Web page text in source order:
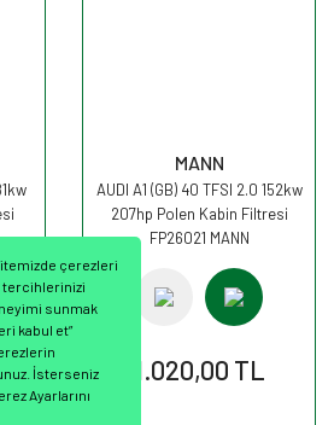
çerezleri
tercihlerinizi
sunmak
kabul et”
İsterseniz
Ayarlarını
MANN
AUDI A1 (GB) 40 TFSI 2.0 152kw
207hp Polen Kabin Filtresi
FP26021 MANN
1.020,00 TL